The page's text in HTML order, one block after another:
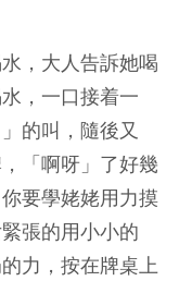
，大人告訴她喝
，一口接着一
的叫，隨後又
「啊呀」了好幾
要學姥姥用力摸
張的用小小的
力，按在牌桌上